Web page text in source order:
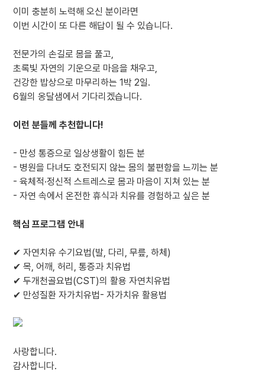
이미 충분히 노력해 오신 분이라면
이번 시간이 또 다른 해답이 될 수 있습니다.
전문가의 손길로 몸을 풀고,
초록빛 자연의 기운으로 마음을 채우고,
건강한 밥상으로 마무리하는 1박 2일.
6월의 옹달샘에서 기다리겠습니다.
이런 분들께 추천합니다!
- 만성 통증으로 일상생활이 힘든 분
- 병원을 다녀도 호전되지 않는 몸의 불편함을 느끼는 분
- 육체적·정신적 스트레스로 몸과 마음이 지쳐 있는 분
- 자연 속에서 온전한 휴식과 치유를 경험하고 싶은 분
핵심 프로그램 안내
✔ 자연치유 수기요법(발, 다리, 무릎, 하체)
✔ 목, 어깨, 허리, 통증과 치유법
✔ 두개천골요법(CST)의 활용 자연치유법
✔ 만성질환 자가치유법- 자가치유 활용법
사랑합니다.
감사합니다.